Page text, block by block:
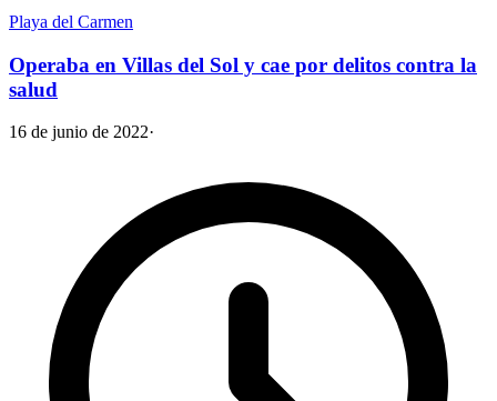
Playa del Carmen
Operaba en Villas del Sol y cae por delitos contra la
salud
16 de junio de 2022·